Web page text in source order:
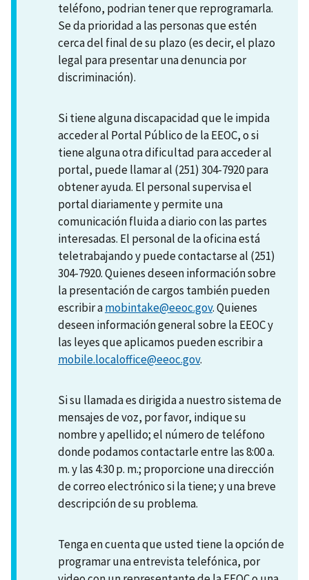
teléfono, podrian tener que reprogramarla.
Se da prioridad a las personas que estén
cerca del final de su plazo (es decir, el plazo
legal para presentar una denuncia por
discriminación).
Si tiene alguna discapacidad que le impida
acceder al Portal Público de la EEOC, o si
tiene alguna otra dificultad para acceder al
portal, puede llamar al (251) 304-7920 para
obtener ayuda. El personal supervisa el
portal diariamente y permite una
comunicación fluida a diario con las partes
interesadas. El personal de la oficina está
teletrabajando y puede contactarse al (251)
304-7920. Quienes deseen información sobre
la presentación de cargos también pueden
escribir amobintake@eeoc.gov. Quienes
deseen información general sobre la EEOC y
las leyes que aplicamos pueden escribir a
mobile.localoffice@eeoc.gov.
Si su llamada es dirigida a nuestro sistema de
mensajes de voz, por favor, indique su
nombre y apellido; el número de teléfono
donde podamos contactarle entre las 8:00 a.
m. y las 4:30 p. m.; proporcione una dirección
de correo electrónico si la tiene; y una breve
descripción de su problema.
Tenga en cuenta que usted tiene la opción de
programar una entrevista telefónica, por